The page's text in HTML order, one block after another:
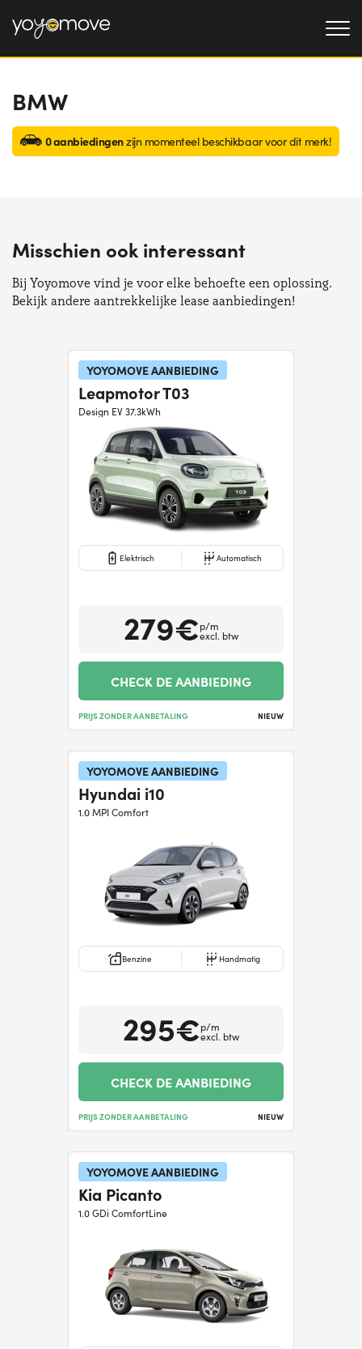
AUTO LEASE
AANBIEDINGEN
Particulieren
OCCASIONLEASE
Werken bij ons
WAAROM LEASEN
Hulp nodig?
BMW
0 aanbiedingenzijn momenteel beschikbaar voor dit merk!
Misschien ook interessant
Bij Yoyomove vind je voor elke behoefte een oplossing.
Bekijk andere aantrekkelijke lease aanbiedingen!
YOYOMOVE AANBIEDING
Leapmotor T03
Design EV 37.3kWh
Elektrisch Automatisch
279€p/m
excl. btw
CHECK DE AANBIEDING
PRIJS ZONDER AANBETALING NIEUW
YOYOMOVE AANBIEDING
Hyundai i10
1.0 MPI Comfort
Benzine Handmatig
295€p/m
excl. btw
CHECK DE AANBIEDING
PRIJS ZONDER AANBETALING NIEUW
YOYOMOVE AANBIEDING
Kia Picanto
1.0 GDi ComfortLine